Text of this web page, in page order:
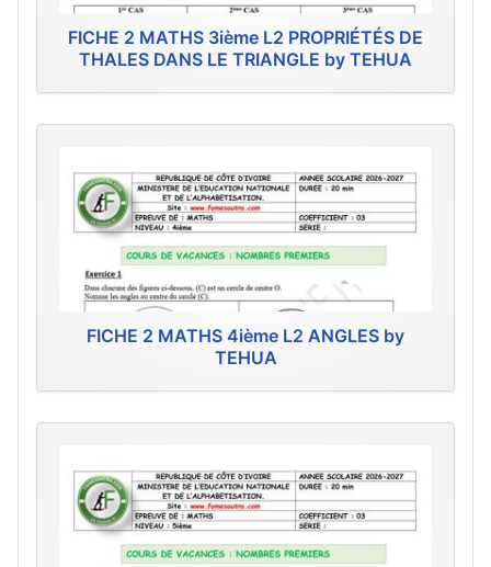
FICHE 2 MATHS 3ième L2 PROPRIÉTÉS DE
THALES DANS LE TRIANGLE by TEHUA
FICHE 2 MATHS 4ième L2 ANGLES by
TEHUA